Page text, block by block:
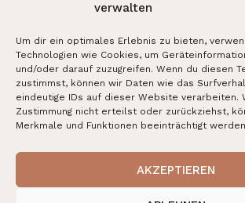
verwalten
Um dir ein optimales Erlebnis zu bieten,
Technologien wie Cookies, um
und/oder darauf zuzugreifen. Wenn du diesen
zustimmst, können wir Daten wie das
eindeutige IDs auf dieser Website verarbeiten.
Zustimmung nicht erteilst oder zurückziehst,
Merkmale und Funktionen beeinträchtigt
AKZEPTIEREN
UNTERNEHMEN
Kontakt
AGB
Impressum
Datenschutz
FOLLOW US
TikTok